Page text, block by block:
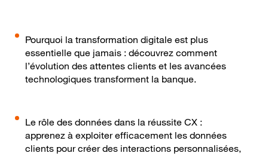
Pourquoi la transformation digitale est plus
essentielle que jamais : découvrez comment
l’évolution des attentes clients et les avancées
technologiques transforment la banque.
Le rôle des données dans la réussite CX :
apprenez à exploiter efficacement les données
clients pour créer des interactions personnalisées,